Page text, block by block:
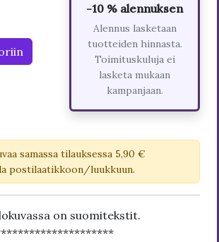
-10 % alennuksen
Alennus lasketaan
tuotteiden hinnasta.
Toimituskuluja ei
lasketa mukaan
kampanjaan.
samassa tilauksessa 5,90 €
postilaatikkoon/luukkuun.
on suomitekstit.